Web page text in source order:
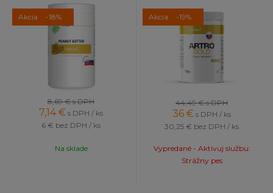
Akcia -18%
8,69 €s DPH
7,14 € s DPH / ks
6 € bez DPH / ks
Na sklade
Akcia -19%
44,49 €s DPH
36 € s DPH / ks
30,25 € bez DPH / ks
Vypredané - Aktivuj službu:
Strážny pes